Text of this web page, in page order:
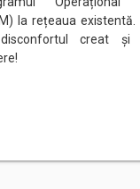
la rețeaua existentă.
creat și